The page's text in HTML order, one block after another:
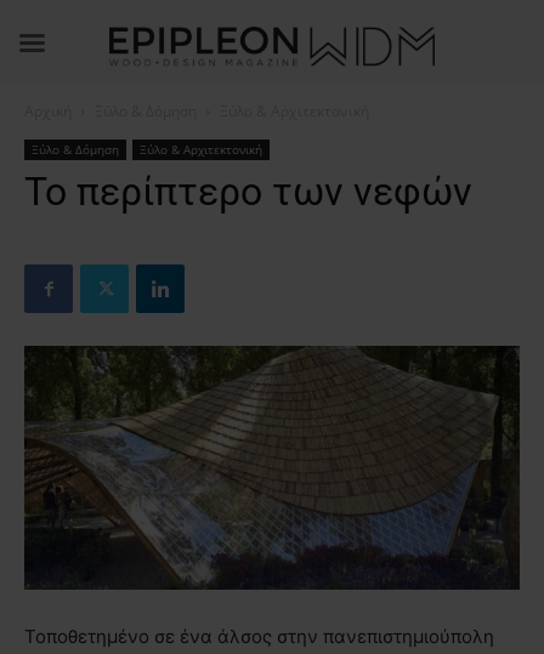
Ξύλο & Δόμηση Ξύλο & Αρχιτεκτονική
Το περίπτερο των νεφών
Τοποθετημένο σε ένα άλσος στην πανεπιστημιούπολη